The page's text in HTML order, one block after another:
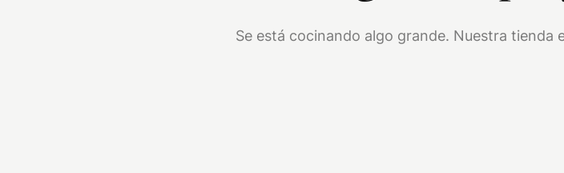
Se está cocinando algo grande. Nuestra